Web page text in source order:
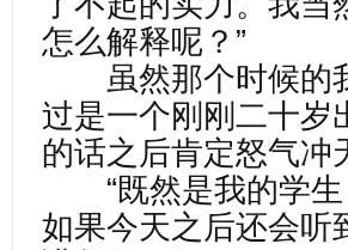
怎么解释呢？”
虽然那个时候的
过是一个刚刚二十岁
的话之后肯定怒气冲
“既然是我的学生
如果今天之后还会听